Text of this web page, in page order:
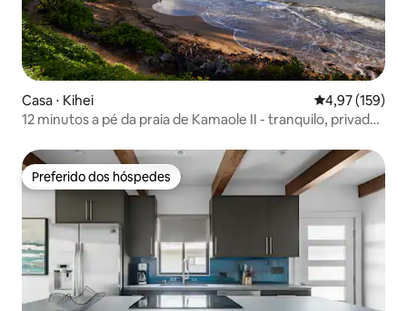
Casa ⋅ Kihei 4,97 de uma
4,97 (159)
12 minutos a pé da praia de Kamaole II - tranquilo, privado
Preferido dos hóspedes
Preferido dos hóspedes